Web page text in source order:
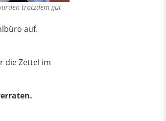
trotzdem gut
auf.
die Zettel im